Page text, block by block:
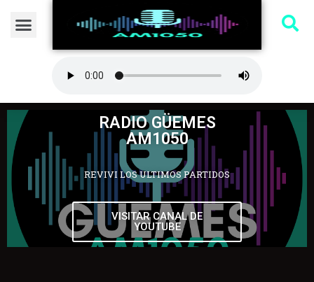
RADIO GÜEMES
AM1050
REVIVI LOS ULTIMOS PARTIDOS
VISITAR CANAL DE
YOUTUBE